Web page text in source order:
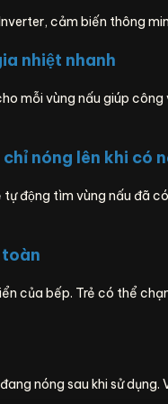
cảm biến thông
nhiệt nhanh
mỗi vùng nấu giúp
nóng lên khi có
động tìm vùng nấu đã
toàn
của bếp. Trẻ có thể
nóng sau khi sử